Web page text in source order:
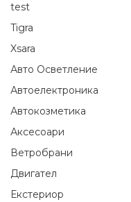
test
Tigra
Xsara
Авто Осветление
Автоелектроника
Автокозметика
Аксесоари
Ветробрани
Двигател
Екстериор